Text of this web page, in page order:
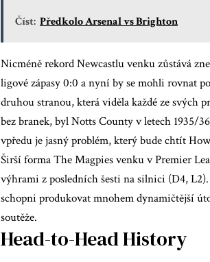
Číst: Předkolo Arsenal vs Brighton
Nicméně rekord Newcastlu venku zůstává
ligové zápasy 0:0 a nyní by se mohli rovnat
druhou stranou, která viděla každé ze svých
bez branek, byl Notts County v letech 1935/
vpředu je jasný problém, který bude chtít
Širší forma The Magpies venku v Premier
výhrami z posledních šesti na silnici (D4,
schopni produkovat mnohem dynamičtější
soutěže.
Head-to-Head History